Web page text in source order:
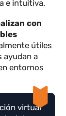
objetivo
conexión
motor está
que el
e intuitiva.
con
útiles